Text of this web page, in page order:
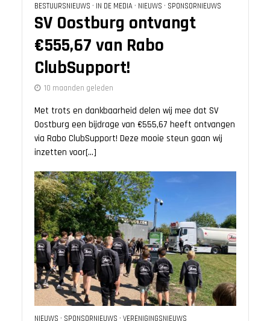
BESTUURSNIEUWS • IN DE MEDIA • NIEUWS • SPONSORNIEUWS
SV Oostburg ontvangt
€555,67 van Rabo
ClubSupport!
10 maanden geleden
Met trots en dankbaarheid delen wij mee dat SV
Oostburg een bijdrage van €555,67 heeft ontvangen
via Rabo ClubSupport! Deze mooie steun gaan wij
inzetten voor[...]
NIEUWS • SPONSORNIEUWS • VERENIGINGSNIEUWS